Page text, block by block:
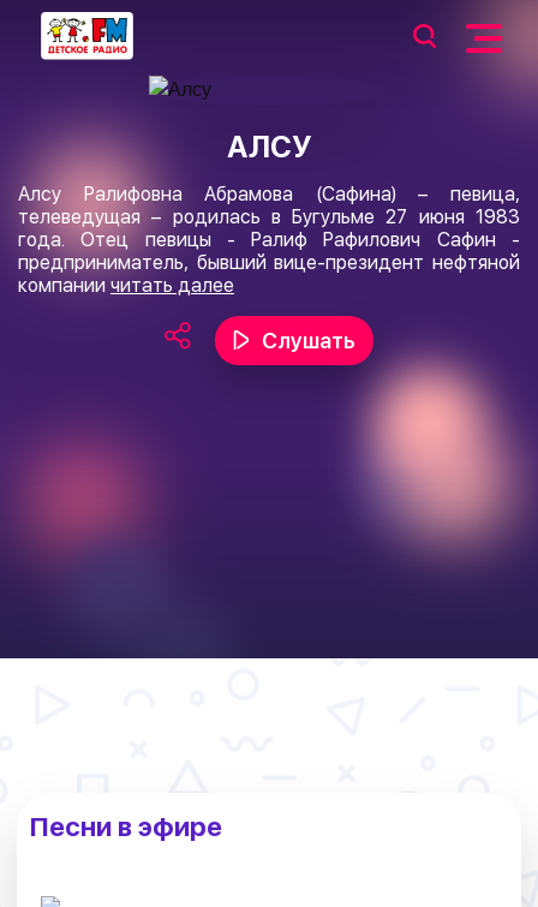
АЛСУ
Алсу Ралифовна Абрамова (Сафина) – певица,
телеведущая – родилась в Бугульме 27 июня 1983
года. Отец певицы - Ралиф Рафилович Сафин -
предприниматель, бывший вице-президент нефтяной
компании читать далее
Слушать
Песни в эфире